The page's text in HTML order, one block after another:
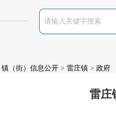
镇（街）信息公开 > 雷庄镇 > 政府
雷庄